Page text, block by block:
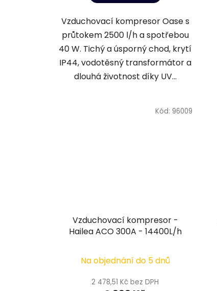
Vzduchovací kompresor Oase s
průtokem 2500 l/h a spotřebou
40 W. Tichý a úsporný chod, krytí
IP44, vodotěsný transformátor a
dlouhá životnost díky UV...
Vzduchovací kompresor -
Hailea ACO 300A - 14400L/h
Na objednání do 5 dnů
2 478,51 Kč bez DPH
Kód: 96009